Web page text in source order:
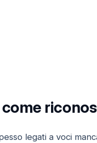
legati a voci